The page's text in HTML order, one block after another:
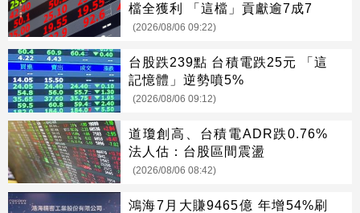
檔全獲利 「這檔」貢獻逾7成7
(2026/08/06 09:22)
台股跌239點 台積電跌25元 「這
記憶體」逆勢噴5%
(2026/08/06 09:12)
道瓊創高、台積電ADR跌0.76%
法人估：台股區間震盪
(2026/08/06 08:42)
鴻海7月大賺9465億 年增54%刷